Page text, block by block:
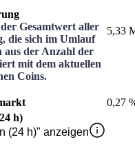
Gesamtwert aller
die sich im Umlauf
aus der Anzahl der
mit dem aktuellen
Coins.
5,33
0,27
h)
(24 h)" anzeigen